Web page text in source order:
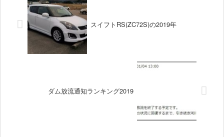
スイフトRS(ZC72S)の2019年
ダム放流通知ランキング2019